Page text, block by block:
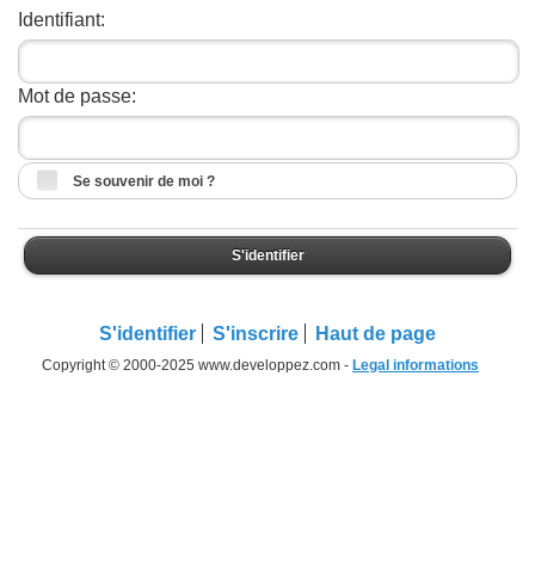
Identifiant:
Mot de passe:
Se souvenir de moi ?
S'identifier
S'identifier S'inscrire Haut de page
Copyright © 2000-2025 www.developpez.com - Legal informations